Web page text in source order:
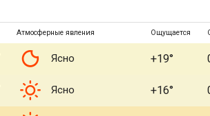
Атмосферные явления Ощущается
Ясно +19°
Ясно +16°